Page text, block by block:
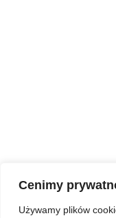
Cenimy
Używamy plików